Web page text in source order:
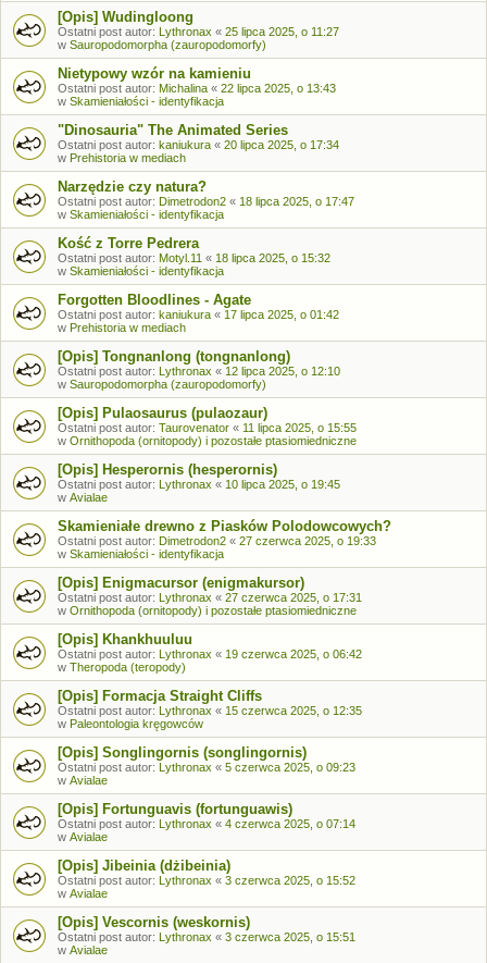
[Opis] Wudingloong
Ostatni post autor: Lythronax « 25 lipca 2025, o 11:27
w Sauropodomorpha (zauropodomorfy)
Nietypowy wzór na kamieniu
Ostatni post autor: Michalina « 22 lipca 2025, o 13:43
w Skamieniałości - identyfikacja
"Dinosauria" The Animated Series
Ostatni post autor: kaniukura « 20 lipca 2025, o 17:34
w Prehistoria w mediach
Narzędzie czy natura?
Ostatni post autor: Dimetrodon2 « 18 lipca 2025, o 17:47
w Skamieniałości - identyfikacja
Kość z Torre Pedrera
Ostatni post autor: Motyl.11 « 18 lipca 2025, o 15:32
w Skamieniałości - identyfikacja
Forgotten Bloodlines - Agate
Ostatni post autor: kaniukura « 17 lipca 2025, o 01:42
w Prehistoria w mediach
[Opis] Tongnanlong (tongnanlong)
Ostatni post autor: Lythronax « 12 lipca 2025, o 12:10
w Sauropodomorpha (zauropodomorfy)
[Opis] Pulaosaurus (pulaozaur)
Ostatni post autor: Taurovenator « 11 lipca 2025, o 15:55
w Ornithopoda (ornitopody) i pozostałe ptasiomiedniczne
[Opis] Hesperornis (hesperornis)
Ostatni post autor: Lythronax « 10 lipca 2025, o 19:45
w Avialae
Skamieniałe drewno z Piasków Polodowcowych?
Ostatni post autor: Dimetrodon2 « 27 czerwca 2025, o 19:33
w Skamieniałości - identyfikacja
[Opis] Enigmacursor (enigmakursor)
Ostatni post autor: Lythronax « 27 czerwca 2025, o 17:31
w Ornithopoda (ornitopody) i pozostałe ptasiomiedniczne
[Opis] Khankhuuluu
Ostatni post autor: Lythronax « 19 czerwca 2025, o 06:42
w Theropoda (teropody)
[Opis] Formacja Straight Cliffs
Ostatni post autor: Lythronax « 15 czerwca 2025, o 12:35
w Paleontologia kręgowców
[Opis] Songlingornis (songlingornis)
Ostatni post autor: Lythronax « 5 czerwca 2025, o 09:23
w Avialae
[Opis] Fortunguavis (fortunguawis)
Ostatni post autor: Lythronax « 4 czerwca 2025, o 07:14
w Avialae
[Opis] Jibeinia (dżibeinia)
Ostatni post autor: Lythronax « 3 czerwca 2025, o 15:52
w Avialae
[Opis] Vescornis (weskornis)
Ostatni post autor: Lythronax « 3 czerwca 2025, o 15:51
w Avialae